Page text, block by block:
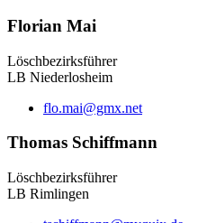
Florian Mai
Löschbezirksführer
LB Niederlosheim
flo.mai@gmx.net
Thomas Schiffmann
Löschbezirksführer
LB Rimlingen